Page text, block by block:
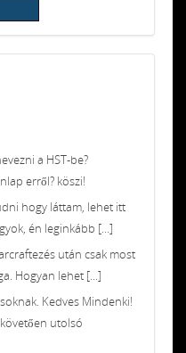
a HST-be?
erről? köszi!
hogy láttam, lehet itt
én leginkább [...]
után csak most
Hogyan lehet [...]
Kedves Mindenki!
utolsó